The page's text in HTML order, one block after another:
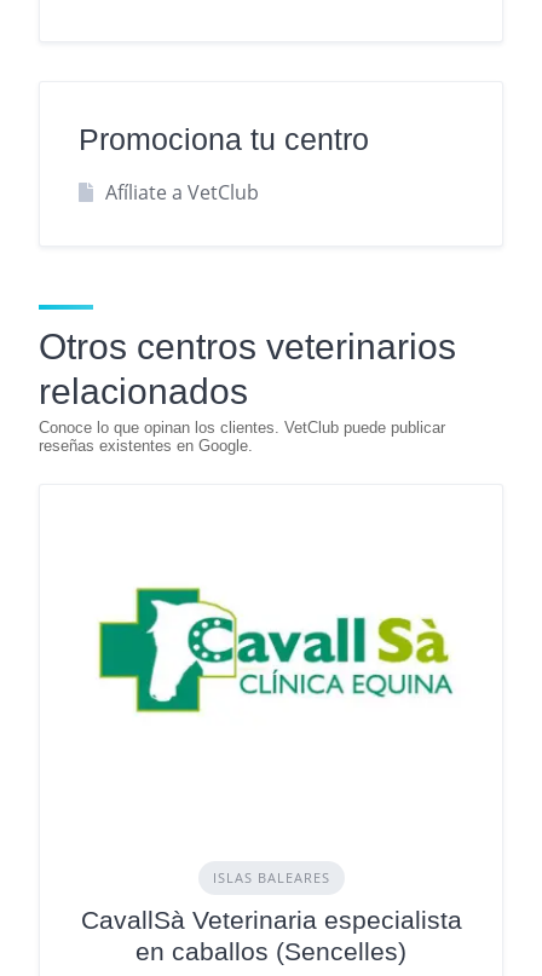
Promociona tu centro
Afíliate a VetClub
Otros centros veterinarios
relacionados
ISLAS BALEARES
CavallSà Veterinaria especialista
en caballos (Sencelles)